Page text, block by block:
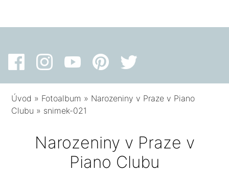
Úvod » Fotoalbum » Narozeniny v Praze v Piano
Clubu » snimek-021
Narozeniny v Praze v
Piano Clubu